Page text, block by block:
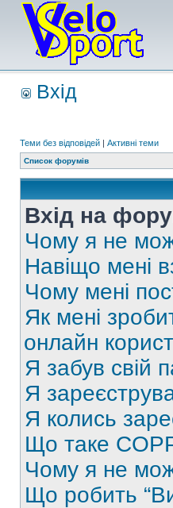
Вхід
Теми без відповідей | Активні теми
Список форумів
Вхід на
Чому я не
Навіщо мені
Чому мені
Як мені
онлайн
Я забув свій
Я
Я колись
Що таке
Чому я не
Що робить